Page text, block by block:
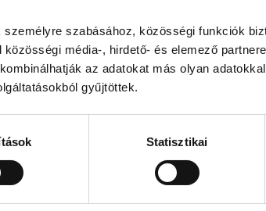
szabásához, közösségi funkciók
média-, hirdető- és elemező
az adatokat más olyan
gyűjtöttek.
Statisztikai